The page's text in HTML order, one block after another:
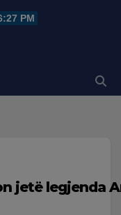
PM
jetë legjenda